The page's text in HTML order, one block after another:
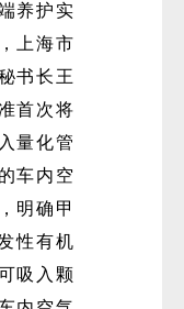
养护实
上海市
书长王
首次将
量化管
车内空
明确甲
性有机
吸入颗